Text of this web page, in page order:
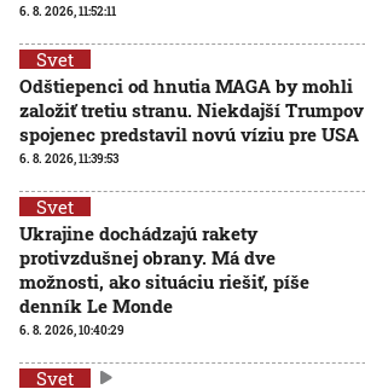
6. 8. 2026, 11:52:11
Svet
Odštiepenci od hnutia MAGA by mohli
založiť tretiu stranu. Niekdajší Trumpov
spojenec predstavil novú víziu pre USA
6. 8. 2026, 11:39:53
Svet
Ukrajine dochádzajú rakety
protivzdušnej obrany. Má dve
možnosti, ako situáciu riešiť, píše
denník Le Monde
6. 8. 2026, 10:40:29
Svet